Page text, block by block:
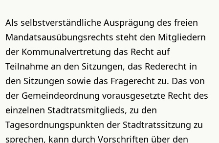
Als selbstverständliche Ausprägung des freien
Mandatsausübungsrechts steht den Mitgliedern
der Kommunalvertretung das Recht auf
Teilnahme an den Sitzungen, das Rederecht in
den Sitzungen sowie das Fragerecht zu. Das von
der Gemeindeordnung vorausgesetzte Recht des
einzelnen Stadtratsmitglieds, zu den
Tagesordnungspunkten der Stadtratssitzung zu
sprechen, kann durch Vorschriften über den